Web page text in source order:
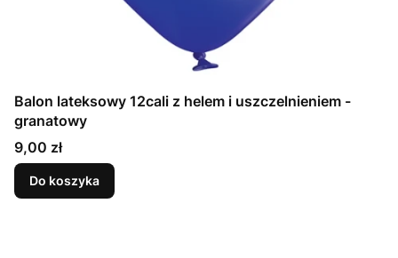
Balon lateksowy 12cali z helem i uszczelnieniem -
granatowy
Cena
9,00 zł
Do koszyka